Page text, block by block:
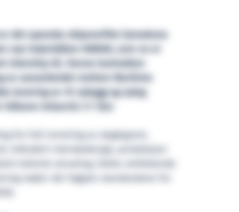
det spanske skipsverftet Zamakona
nye brønnbåten NB808, som no er
Intership AS. Denne kontrakten
av samarbeidet mellom Maritime
levering av 10 nybygg og nyleg
Antarctic II i fjor.
for full innreiing av daglegrom,
inkludert interiørdesign, produksjon
teknisk utrusting. Dette omfattande
møter dei høgste standardane for